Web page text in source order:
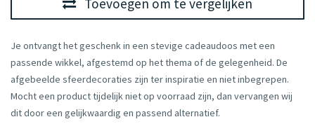
Je ontvangt het geschenk in een stevige cadeaudoos met een
passende wikkel, afgestemd op het thema of de gelegenheid. De
afgebeelde sfeerdecoraties zijn ter inspiratie en niet inbegrepen.
Mocht een product tijdelijk niet op voorraad zijn, dan vervangen wij
dit door een gelijkwaardig en passend alternatief.